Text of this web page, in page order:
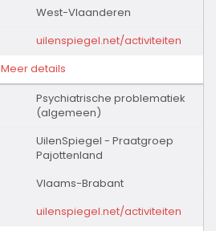
West-Vlaanderen
uilenspiegel.net/activiteiten
Meer details
Psychiatrische problematiek
(algemeen)
UilenSpiegel - Praatgroep
Pajottenland
Vlaams-Brabant
uilenspiegel.net/activiteiten